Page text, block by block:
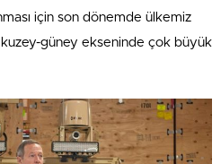
için son dönemde ülkemiz
güney ekseninde çok büyük